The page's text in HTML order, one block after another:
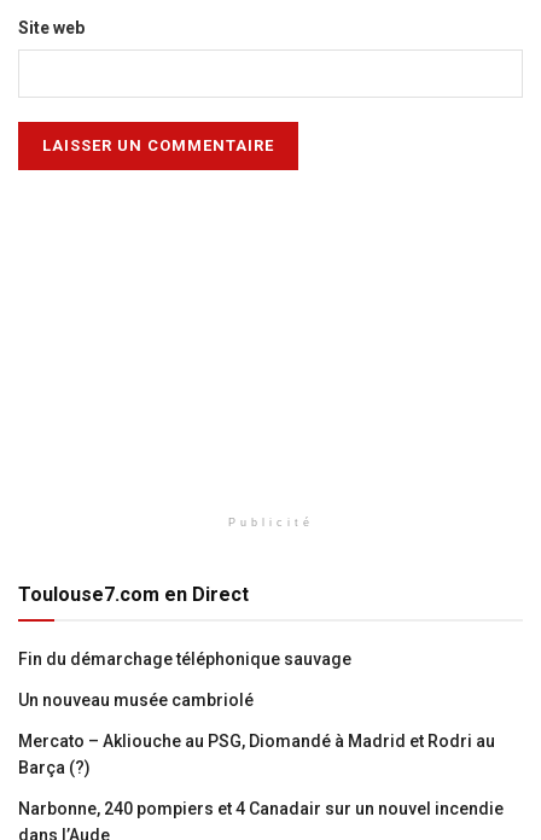
Site web
Publicité
Toulouse7.com en Direct
Fin du démarchage téléphonique sauvage
Un nouveau musée cambriolé
Mercato – Akliouche au PSG, Diomandé à Madrid et Rodri au
Barça (?)
Narbonne, 240 pompiers et 4 Canadair sur un nouvel incendie
dans l’Aude